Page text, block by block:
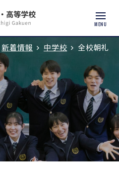
MENU
会・学校見学
新着情報 中学校 全校朝礼